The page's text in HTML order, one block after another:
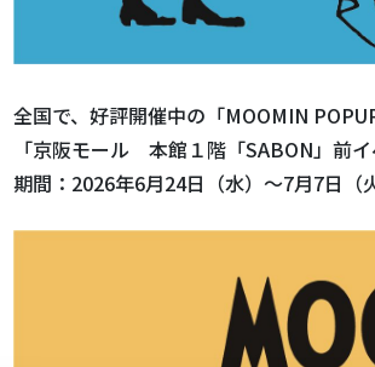
全国で、好評開催中の「MOOMIN
「京阪モール 本館１階「SABON」前
期間：2026年6月24日（水）〜7月7日（火